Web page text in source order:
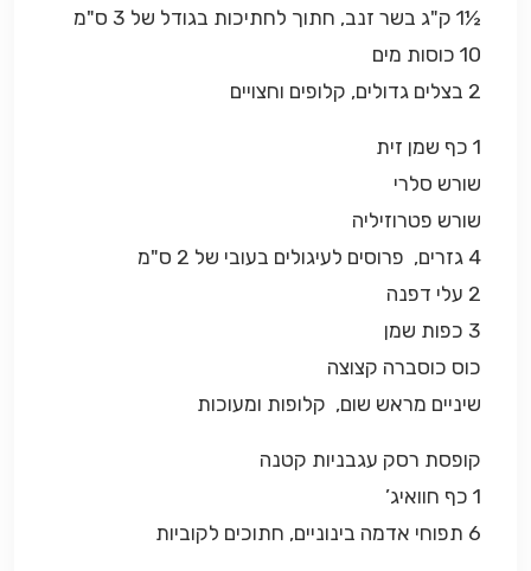
½1 ק"ג בשר זנב, חתוך לחתיכות בגודל של 3 ס"מ
10 כוסות מים
2 בצלים גדולים, קלופים וחצויים
1 כף שמן זית
שורש סלרי
שורש פטרוזיליה
4 גזרים, פרוסים לעיגולים בעובי של 2 ס"מ
2 עלי דפנה
3 כפות שמן
כוס כוסברה קצוצה
שיניים מראש שום, קלופות ומעוכות
קופסת רסק עגבניות קטנה
1 כף חוואיג’
6 תפוחי אדמה בינוניים, חתוכים לקוביות